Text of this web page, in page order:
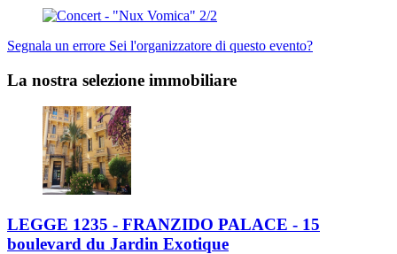
Segnala un errore Sei l'organizzatore di questo evento?
La nostra selezione immobiliare
LEGGE 1235 - FRANZIDO PALACE - 15
boulevard du Jardin Exotique